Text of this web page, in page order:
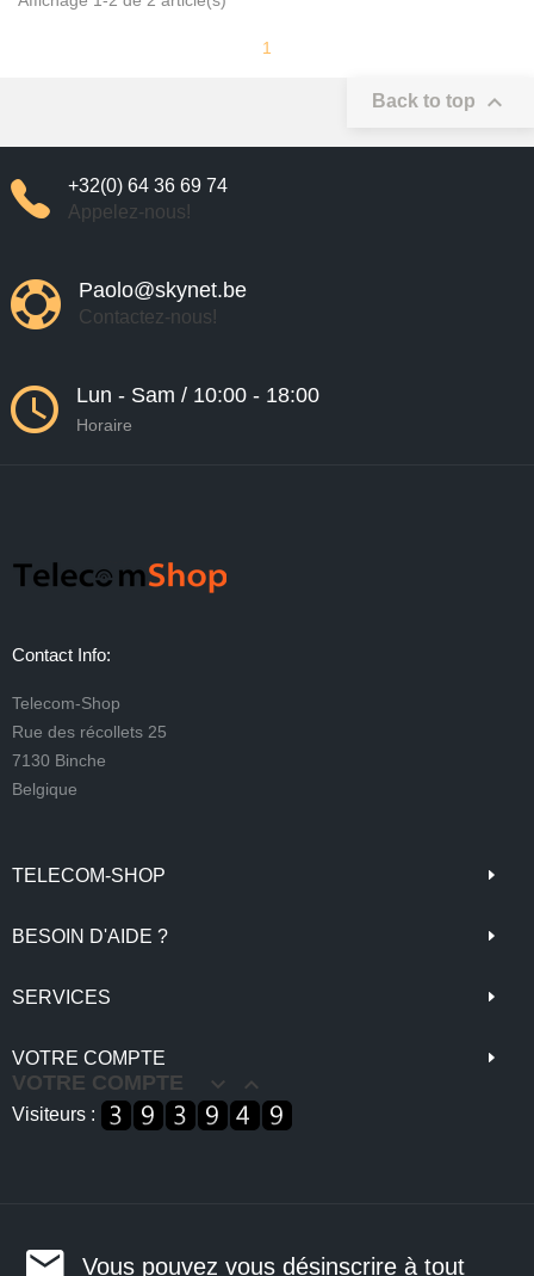
1
Back to top 
+32(0) 64 36 69 74
Appelez-nous!
Paolo@skynet.be
Contactez-nous!
Lun - Sam / 10:00 - 18:00
Horaire
Contact Info:
Telecom-Shop
Rue des récollets 25
7130 Binche
Belgique
TELECOM-SHOP
BESOIN D'AIDE ?
SERVICES
VOTRE COMPTE
VOTRE COMPTE  
Visiteurs :
Vous pouvez vous désinscrire à tout